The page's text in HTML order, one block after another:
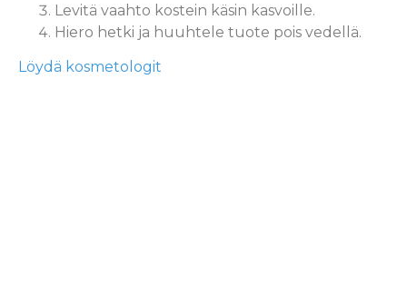
Levitä vaahto kostein käsin kasvoille.
Hiero hetki ja huuhtele tuote pois vedellä.
Löydä kosmetologit